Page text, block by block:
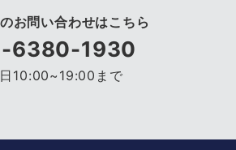
お問い合わせはこちら
6380-1930
10:00~19:00まで